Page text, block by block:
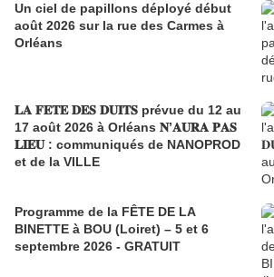
Un ciel de papillons déployé début
août 2026 sur la rue des Carmes à
Orléans
𝐋𝐀 𝐅𝐄𝐓𝐄 𝐃𝐄𝐒 𝐃𝐔𝐈𝐓𝐒 prévue du 12 au
17 août 2026 à Orléans 𝐍’𝐀𝐔𝐑𝐀 𝐏𝐀𝐒
𝐋𝐈𝐄𝐔 : communiqués de NANOPROD
et de la VILLE
Programme de la FÊTE DE LA
BINETTE à BOU (Loiret) – 5 et 6
septembre 2026 - GRATUIT